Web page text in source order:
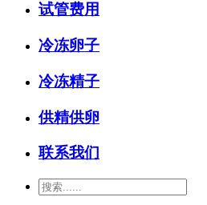
试管费用
冷冻卵子
冷冻精子
供精供卵
联系我们